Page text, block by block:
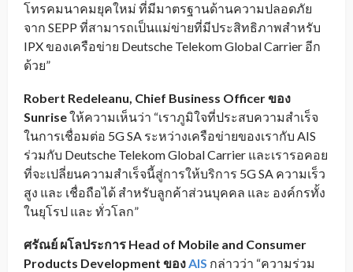
โทรคมนาคมยุคใหม่ ที่มีมาตรฐานด้านความปลอดภัย
จาก SEPP ที่สามารถเป็นแม่ข่ายที่มีประสิทธิภาพสำหรับ
IPX ของเครือข่าย Deutsche Telekom Global Carrier อีก
ด้วย”
Robert Redeleanu, Chief Business Officer ของ
Sunriseให้ความเห็นว่า “เราภูมิใจที่ประสบความสำเร็จ
ในการเชื่อมต่อ 5G SA ระหว่างเครือข่ายของเรากับ AIS
ร่วมกับ Deutsche Telekom Global Carrier และเรารอคอย
ที่จะเปลี่ยนความสำเร็จนี้สู่การให้บริการ 5G SA ความเร็ว
สูง และ เชื่อถือได้ สำหรับลูกค้าส่วนบุคคล และ องค์กรทั้ง
ในยุโรป และ ทั่วโลก”
ศรัณย์ ผโลประการ Head of Mobile and Consumer
Products Development ของAIS กล่าวว่า “ความร่วม